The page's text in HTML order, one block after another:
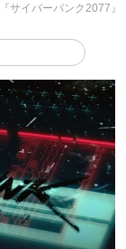
サイバーパンク2077』